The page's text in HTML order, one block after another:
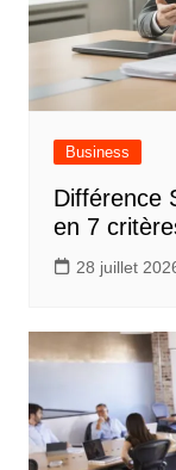
Business
Différence
en 7
28 juillet